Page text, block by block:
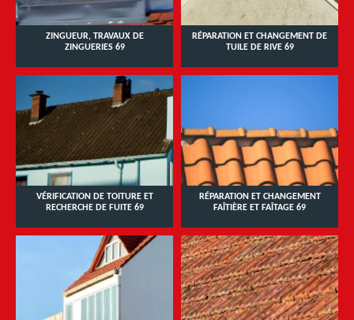
ZINGUEUR, TRAVAUX DE
ZINGUERIES 69
RÉPARATION ET CHANGEMENT DE
TUILE DE RIVE 69
VÉRIFICATION DE TOITURE ET
RECHERCHE DE FUITE 69
RÉPARATION ET CHANGEMENT
FAÎTIÈRE ET FAÎTAGE 69